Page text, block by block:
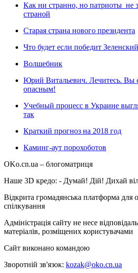
Как ни странно, но патриоты не
страной
Старая страна нового президента
Что будет если победит
Волшебник
Юрий Витальевич. Лечитесь. Вы
опасным!
Учебный процесс в Украине
так
Краткий прогноз на 2018 год
Каминг-аут порохоботов
OKo.cn.ua – блогоматриця
Наше 3D кредо: - Думай! Дій! Дихай
Відкрита громадянська платформа для
спілкування
Адміністрація сайту не несе
матеріалів, розміщених користувачами
Сайт виконано командою
Зворотній зв'язок: kozak@oko.cn.ua